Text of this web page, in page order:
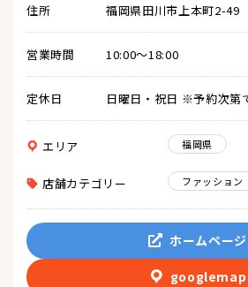
住所 福岡県田川市上本町2-49
営業時間 10:00～18:00
定休日 日曜日・祝日 ※予約次第
エリア 福岡県
店舗カテゴリー ファッション
ホームページ
googlemap